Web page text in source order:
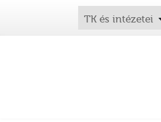
TK és intézetei